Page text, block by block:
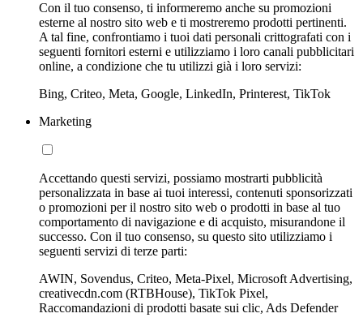
Con il tuo consenso, ti informeremo anche su promozioni
esterne al nostro sito web e ti mostreremo prodotti pertinenti.
A tal fine, confrontiamo i tuoi dati personali crittografati con i
seguenti fornitori esterni e utilizziamo i loro canali pubblicitari
online, a condizione che tu utilizzi già i loro servizi:
Bing, Criteo, Meta, Google, LinkedIn, Printerest, TikTok
Marketing
Accettando questi servizi, possiamo mostrarti pubblicità
personalizzata in base ai tuoi interessi, contenuti sponsorizzati
o promozioni per il nostro sito web o prodotti in base al tuo
comportamento di navigazione e di acquisto, misurandone il
successo. Con il tuo consenso, su questo sito utilizziamo i
seguenti servizi di terze parti:
AWIN, Sovendus, Criteo, Meta-Pixel, Microsoft Advertising,
creativecdn.com (RTBHouse), TikTok Pixel,
Raccomandazioni di prodotti basate sui clic, Ads Defender